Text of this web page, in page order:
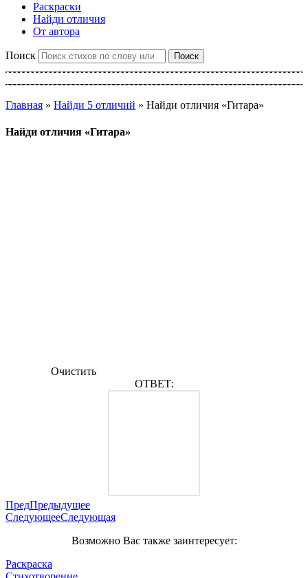
Раскраски
Найди отличия
От автора
Поиск Поиск
Главная » Найди 5 отличий » Найди отличия «Гитара»
Найди отличия «Гитара»
Очистить
ОТВЕТ:
ПредПредыдущее
СледующееСледующая
Возможно Вас также заинтересует:
Раскраска